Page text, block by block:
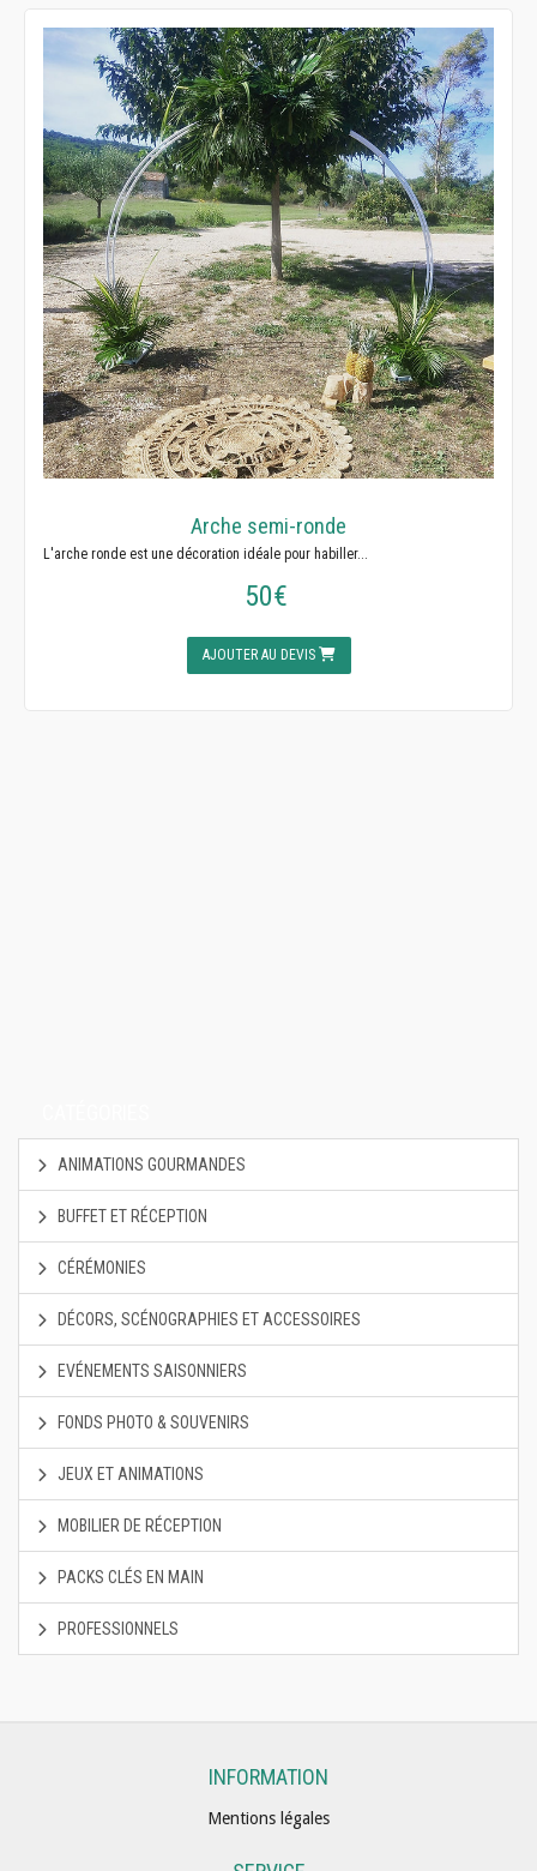
Arche semi-ronde
L'arche ronde est une décoration idéale pour habiller...
50€
AJOUTER AU DEVIS
ANIMATIONS GOURMANDES
BUFFET ET RÉCEPTION
CÉRÉMONIES
DÉCORS, SCÉNOGRAPHIES ET ACCESSOIRES
EVÉNEMENTS SAISONNIERS
FONDS PHOTO & SOUVENIRS
JEUX ET ANIMATIONS
MOBILIER DE RÉCEPTION
PACKS CLÉS EN MAIN
PROFESSIONNELS
INFORMATION
Mentions légales